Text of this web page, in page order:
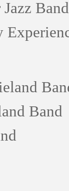
Band
Band